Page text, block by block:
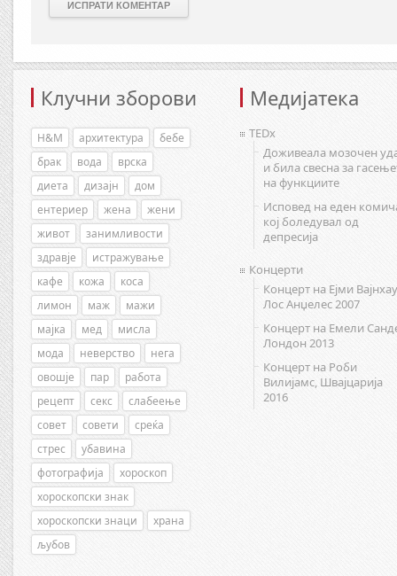
Клучни зборови
H&M архитектура
бебе
брак
вода
врска
диета
дизајн
дом
ентериер
жена
жени
живот
занимливости
здравје
истражување
кафе
кожа
коса
лимон
маж
мажи
мајка
мед
мисла
мода
неверство
нега
овошје
пар
работа
рецепт
секс
слабеење
совет
совети
среќа
стрес
убавина
фотографија
хороскоп
хороскопски знак
хороскопски знаци
храна
љубов
Медијатека
TEDx
Доживеала мозочен
и била свесна за
на функциите
Исповед на еден
кој боледувал од
депресија
Концерти
Концерт на Ејми
Лос Анџелес 2007
Концерт на Емели
Лондон 2013
Концерт на Роби
Вилијамс, Швајцарија
2016